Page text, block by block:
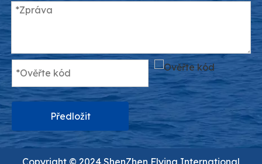
Předložit
Copyright ©️ 2024 ShenZhen Flying International